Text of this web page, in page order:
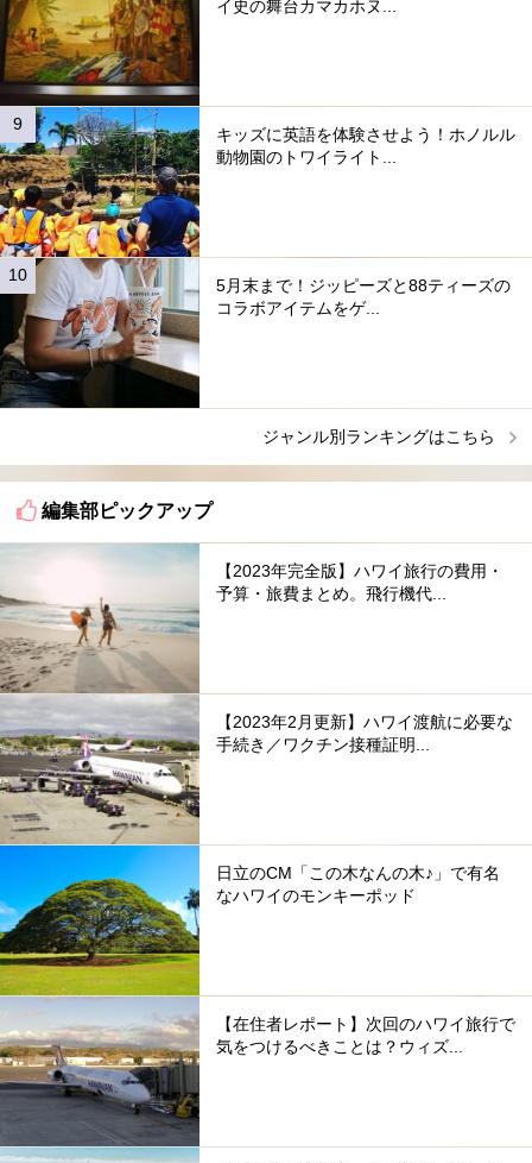
イ史の舞台カマカホヌ...
キッズに英語を体験させよう！ホノルル
動物園のトワイライト...
5月末まで！ジッピーズと88ティーズの
コラボアイテムをゲ...
ジャンル別ランキングはこちら
編集部ピックアップ
【2023年完全版】ハワイ旅行の費用・
予算・旅費まとめ。飛行機代...
【2023年2月更新】ハワイ渡航に必要な
手続き／ワクチン接種証明...
日立のCM「この木なんの木♪」で有名
なハワイのモンキーポッド
【在住者レポート】次回のハワイ旅行で
気をつけるべきことは？ウィズ...